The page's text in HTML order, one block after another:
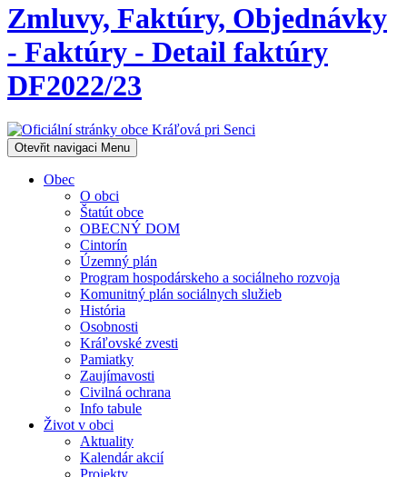
Zmluvy, Faktúry, Objednávky
- Faktúry - Detail faktúry
DF2022/23
Otevřit navigaci Menu
Obec
O obci
Štatút obce
OBECNÝ DOM
Cintorín
Územný plán
Program hospodárskeho a sociálneho rozvoja
Komunitný plán sociálnych služieb
História
Osobnosti
Kráľovské zvesti
Pamiatky
Zaujímavosti
Civilná ochrana
Info tabule
Život v obci
Aktuality
Kalendár akcií